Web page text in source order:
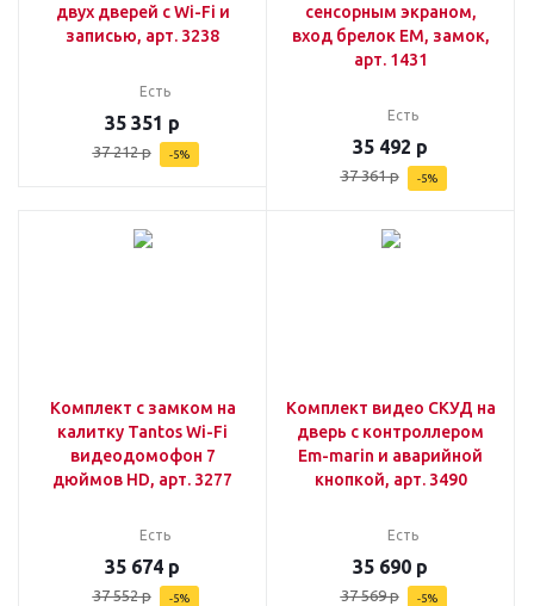
двух дверей с Wi-Fi и
записью, арт. 3238
Есть
35 351 р
37 212р -5%
сенсорным экраном,
вход брелок EM, замок,
арт. 1431
Есть
35 492 р
37 361р -5%
Комплект с замком на
калитку Tantos Wi-Fi
видеодомофон 7
дюймов HD, арт. 3277
Есть
35 674 р
37 552р -5%
Комплект видео СКУД на
дверь с контроллером
Em-marin и аварийной
кнопкой, арт. 3490
Есть
35 690 р
37 569р -5%